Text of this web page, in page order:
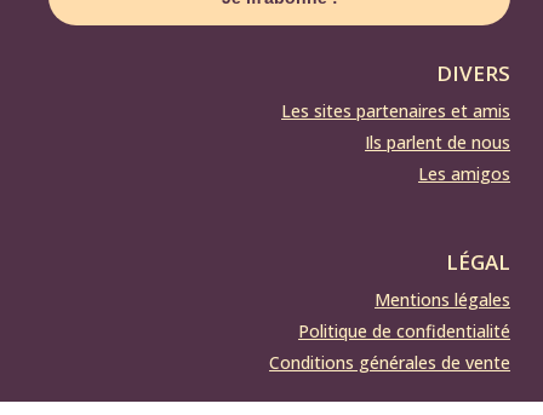
DIVERS
Les sites partenaires et amis
Ils parlent de nous
Les amigos
LÉGAL
Mentions légales
Politique de confidentialité
Conditions générales de vente